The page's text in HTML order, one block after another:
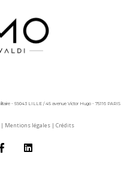
- 59043 LILLE / 45 avenue Victor Hugo - 75116 PARIS
| Mentions légales | Crédits